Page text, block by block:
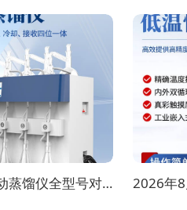
2026年莱恩德全自动蒸馏仪全型号对比选购指南